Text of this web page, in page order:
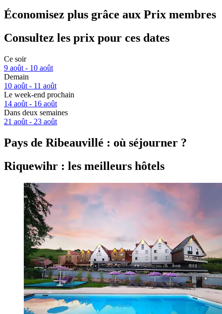
Économisez plus grâce aux Prix membres
Consultez les prix pour ces dates
Ce soir
9 août - 10 août
Demain
10 août - 11 août
Le week-end prochain
14 août - 16 août
Dans deux semaines
21 août - 23 août
Pays de Ribeauvillé : où séjourner ?
Riquewihr : les meilleurs hôtels